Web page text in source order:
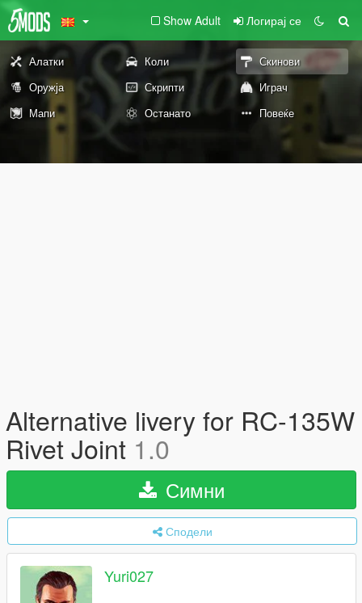
Show Adult Логирај се
Алатки Коли
Скинови
Оружја
Скрипти
Играч
Мапи
Останато Повеќе
Alternative livery for RC-135W
Rivet Joint 1.0
Симни
Сподели
Yuri027